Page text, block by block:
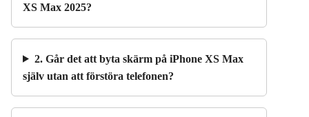
XS Max 2025?
2. Går det att byta skärm på iPhone XS Max
själv utan att förstöra telefonen?